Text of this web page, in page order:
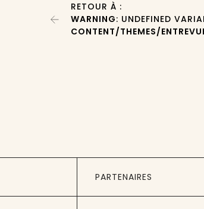
RETOUR À :
WARNING: UNDEFINED
CONTENT/THEMES/
PARTENAIRES